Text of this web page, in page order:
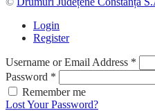
Login
Register
Username or Email Address *
Password *
Remember me
Lost Your Password?